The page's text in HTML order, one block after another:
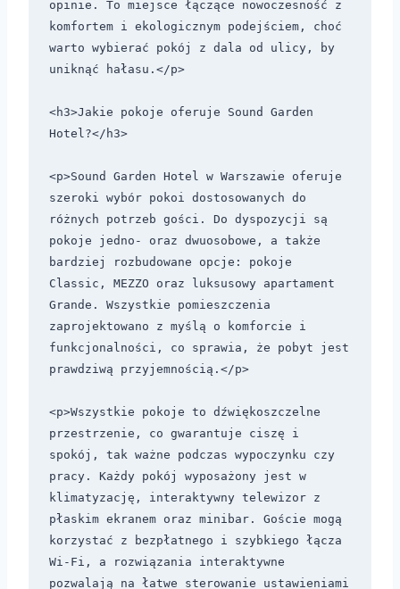
opinie. To miejsce łączące nowoczesność z
komfortem i ekologicznym podejściem, choć
warto wybierać pokój z dala od ulicy, by
uniknąć hałasu.</p>
<h3>Jakie pokoje oferuje Sound Garden
Hotel?</h3>
<p>Sound Garden Hotel w Warszawie oferuje
szeroki wybór pokoi dostosowanych do
różnych potrzeb gości. Do dyspozycji są
pokoje jedno- oraz dwuosobowe, a także
bardziej rozbudowane opcje: pokoje
Classic, MEZZO oraz luksusowy apartament
Grande. Wszystkie pomieszczenia
zaprojektowano z myślą o komforcie i
funkcjonalności, co sprawia, że pobyt jest
prawdziwą przyjemnością.</p>
<p>Wszystkie pokoje to dźwiękoszczelne
przestrzenie, co gwarantuje ciszę i
spokój, tak ważne podczas wypoczynku czy
pracy. Każdy pokój wyposażony jest w
klimatyzację, interaktywny telewizor z
płaskim ekranem oraz minibar. Goście mogą
korzystać z bezpłatnego i szybkiego łącza
Wi-Fi, a rozwiązania interaktywne
pozwalają na łatwe sterowanie ustawieniami